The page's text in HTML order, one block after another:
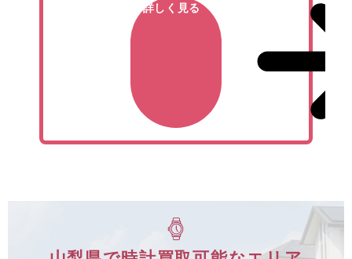
詳しく見る